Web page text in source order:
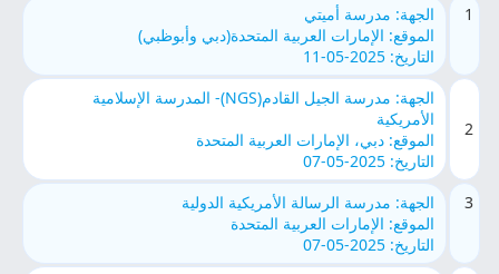
1
الجهة: مدرسة أميتي
الموقع: الإمارات العربية المتحدة(دبي وأبوظبي)
التاريخ: 2025-05-11
2
الجهة: مدرسة الجيل القادم(NGS)- المدرسة الإسلامية
الأمريكية
الموقع: دبي، الإمارات العربية المتحدة
التاريخ: 2025-05-07
3
الجهة: مدرسة الرسالة الأمريكية الدولية
الموقع: الإمارات العربية المتحدة
التاريخ: 2025-05-07